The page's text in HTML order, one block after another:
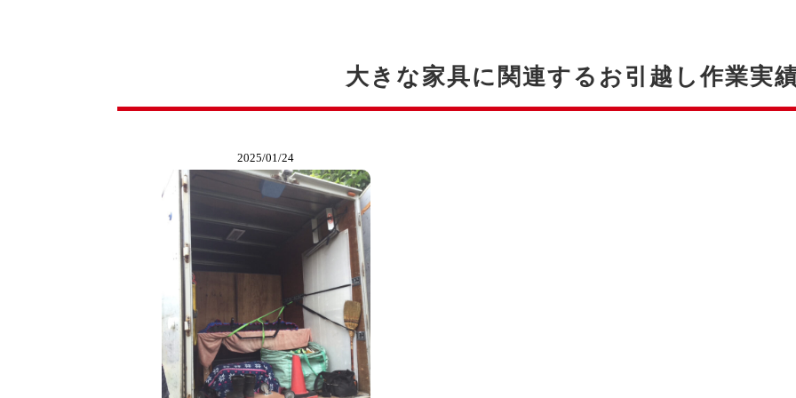
大きな家具に関連するお引越し作業実
2025/01/24